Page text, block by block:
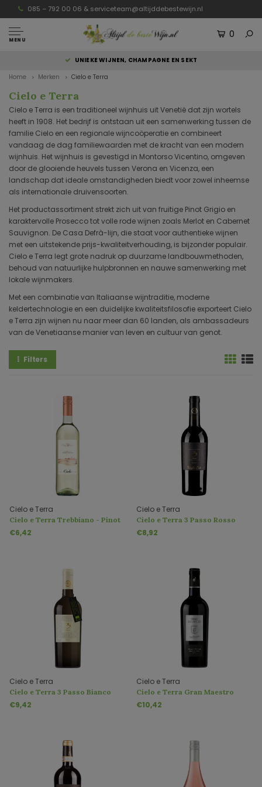
085 – 792 00 06 & serviceteam@altijddebestewijn.nl
MENU
0
UNIEKE WIJNEN, CHAMPAGNE EN SEKT
Home Merken Cielo e Terra
Cielo e Terra
Cielo e Terra is een traditioneel wijnhuis uit Venetië dat zijn wortels
heeft in 1908. Het bedrijf is ontstaan uit een samenwerking tussen de
familie Cielo en een regionale wijncoöperatie en combineert
vandaag de dag familiewaarden met de kracht van een modern
wijnhuis. Het wijnhuis is gevestigd in Montorso Vicentino, omgeven
door de glooiende heuvels tussen Verona en Vicenza, een
landschap dat ideale omstandigheden biedt voor zowel inheemse
als internationale druivensoorten.
Het productassortiment strekt zich uit van fruitige Pinot Grigio en
karaktervolle Prosecco tot volle rode wijnen zoals Merlot en Cabernet
Sauvignon. De Casa Defrà-lijn, die staat voor authentieke wijnen
met een uitstekende prijs-kwaliteitverhouding, is bijzonder populair.
Cielo e Terra legt grote nadruk op duurzame landbouwmethoden,
behoud van natuurlijke hulpbronnen en nauwe samenwerking met
lokale wijnmakers.
Met een combinatie van Italiaanse wijntraditie, moderne
keldertechnologie en een duidelijke kwaliteitsfilosofie exporteert Cielo
e Terra zijn wijnen nu naar meer dan 60 landen, als ambassadeurs
van de Venetiaanse manier van leven en cultuur van genot.
Filters
Cielo e Terra
Cielo e Terra Trebbiano - Pinot
Grigio IGT
€6,42
Cielo e Terra
Cielo e Terra 3 Passo Rosso
€8,92
Cielo e Terra
Cielo e Terra 3 Passo Bianco
€9,42
Cielo e Terra
Cielo e Terra Gran Maestro
Primitivo di Manduria DOC
€10,42